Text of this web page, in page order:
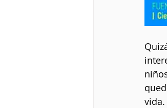
vida.